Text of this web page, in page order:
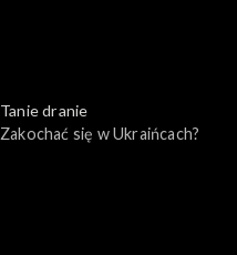
Tanie dranie
Zakochać się w Ukraińcach?